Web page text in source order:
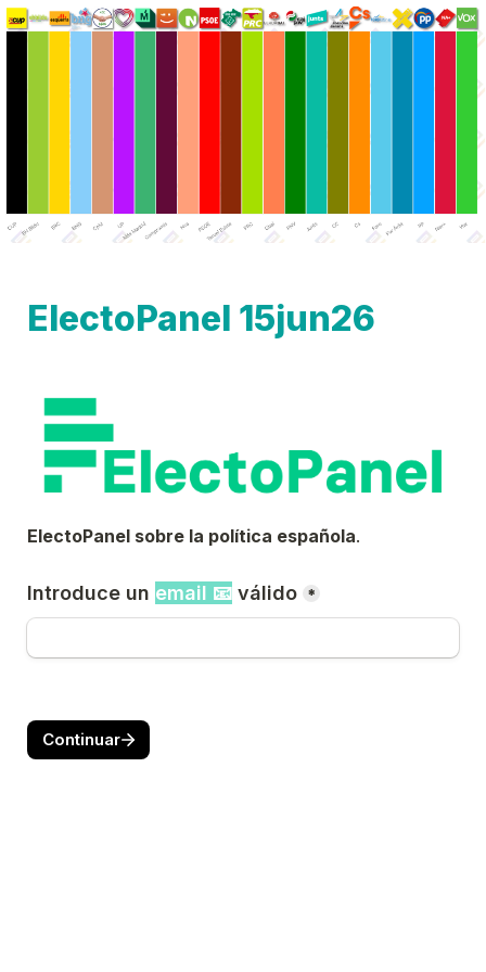
ElectoPanel 15jun26
ElectoPanel sobre la política española.
Introduce un email 📧 válido *
Continuar